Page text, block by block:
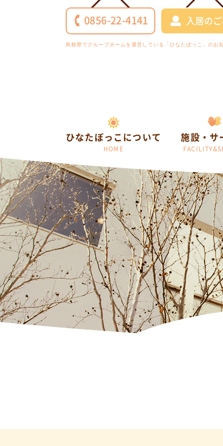
島根県でグループホームを運営している「ひなたぼっこ」のお
0856-22-4141 入居の
ひなたぼっこについて
HOME
施設・サ